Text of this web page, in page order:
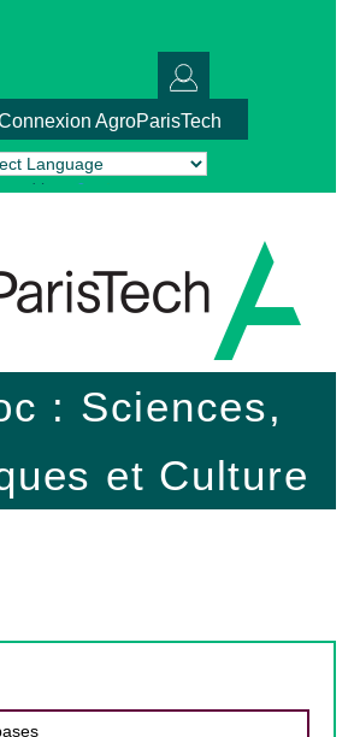
AgroParisTech
by Translate
: Sciences,
et Culture